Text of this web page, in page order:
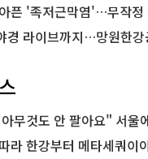
'족저근막염'…무작정 참지
경 라이브까지…망원한강
것도 안 팔아요" 서울에서 가장
한강부터 메타세쿼이아 숲길까